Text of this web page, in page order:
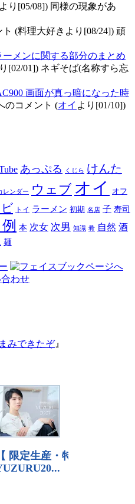
り[05/08]) 同様の現象があ
(料理大好きより[08/24]) 頑
メンに関する部分のまとめ
[02/01]) ネギそば(名称すら忘
画面が真っ暗になった時
のコメント (オイ より[01/10])
あっぷる くじら けんた
レンダー ウェブ オイ オフ
トイ ラーメン 初期 名店 子 寿司
本 次女 次男 知識 肴 自然 酒
麺
みできたぞ』